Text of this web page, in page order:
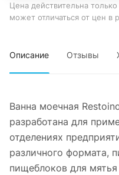
Цена действительна
может отличаться от цен в
Описание Отзывы
Ванна моечная
разработана для
отделениях
различного формата,
пищеблоков для